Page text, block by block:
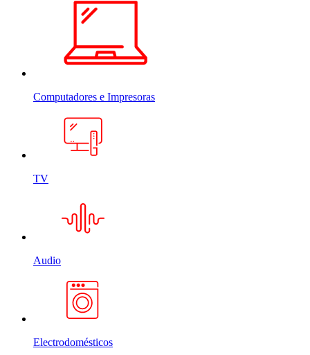
Computadores e Impresoras
TV
Audio
Electrodomésticos